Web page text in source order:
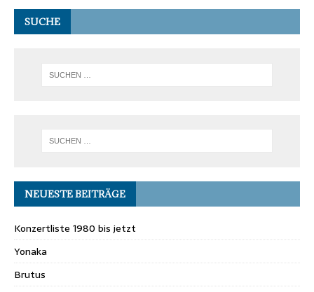
SUCHE
NEUESTE BEITRÄGE
Konzertliste 1980 bis jetzt
Yonaka
Brutus